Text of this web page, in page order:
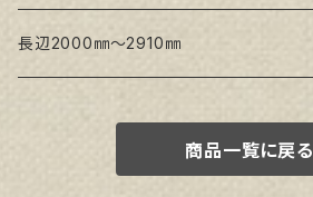
生キャンバス
長辺2000㎜～2910㎜
商品一覧に戻る